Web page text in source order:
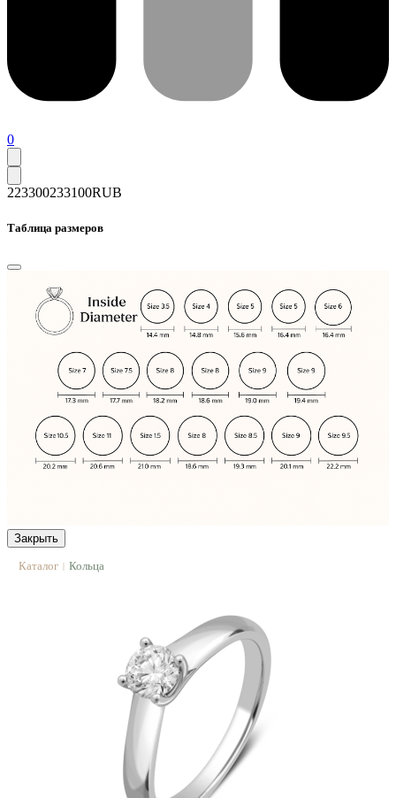
0
223300233100RUB
Таблица размеров
Закрыть
Каталог | Кольца